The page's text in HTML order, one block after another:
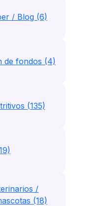
/ Blog (6)
de fondos (4)
(135)
/
(18)